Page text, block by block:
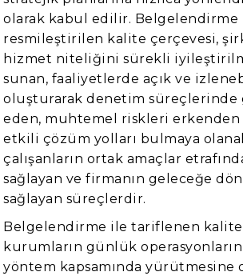
olarak kabul edilir. Belgelendirme
resmileştirilen kalite çerçevesi,
hizmet niteliğini sürekli
sunan, faaliyetlerde açık ve
oluşturarak denetim süreçlerinde
eden, muhtemel riskleri
etkili çözüm yolları bulmaya
çalışanların ortak amaçlar
sağlayan ve firmanın geleceğe
sağlayan süreçlerdir.
Belgelendirme ile tariflenen kalite
kurumların günlük
yöntem kapsamında yürütmesine